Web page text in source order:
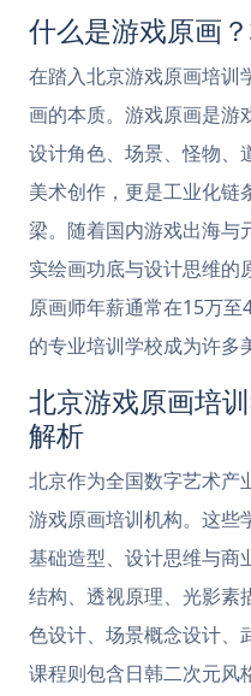
什么是游戏原画
在踏入北京游戏原画培训
画的本质。游戏原画是游
设计角色、场景、怪物、
美术创作，更是工业化链
梁。随着国内游戏出海与
实绘画功底与设计思维的
原画师年薪通常在15万
的专业培训学校成为许多
北京游戏原画培
解析
北京作为全国数字艺术产
游戏原画培训机构。这些
基础造型、设计思维与商
结构、透视原理、光影素
色设计、场景概念设计、
课程则包含日韩二次元风